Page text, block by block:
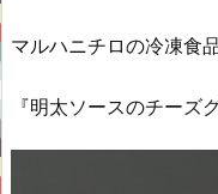
マルハニチロの冷凍食
『明太ソースのチーズ